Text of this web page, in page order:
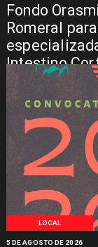
Fondo
Romeral
Intestino
LOCAL
5 DE AGOSTO DE 2026